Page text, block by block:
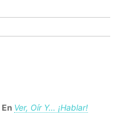
En Ver, Oír Y… ¡hablar!